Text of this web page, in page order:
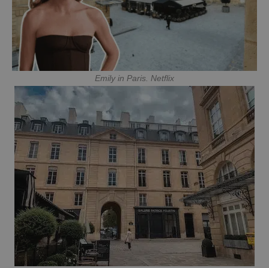
Emily in Paris. Netflix